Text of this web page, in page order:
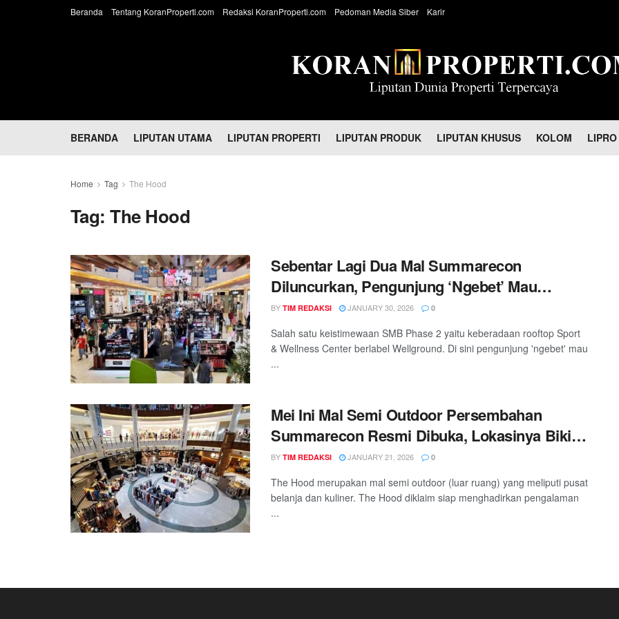
Beranda Tentang KoranProperti.com Redaksi KoranProperti.com Pedoman Media Siber Karir
BERANDA LIPUTAN UTAMA LIPUTAN PROPERTI LIPUTAN PRODUK LIPUTAN KHUSUS KOLOM
Home Tag The Hood
Tag:The Hood
Sebentar Lagi Dua Mal Summarecon
Diluncurkan, Pengunjung ‘Ngebet’ Mau
Merasakan Sensasi Nikmat di Area Ini
BY TIM REDAKSI JANUARY 30, 2026 0
Salah satu keistimewaan SMB Phase 2 yaitu keberadaan rooftop Sport
& Wellness Center berlabel Wellground. Di sini pengunjung 'ngebet' mau
...
Mei Ini Mal Semi Outdoor Persembahan
Summarecon Resmi Dibuka, Lokasinya Bikin
Penasaran Traveler
BY TIM REDAKSI JANUARY 21, 2026 0
The Hood merupakan mal semi outdoor (luar ruang) yang meliputi pusat
belanja dan kuliner. The Hood diklaim siap menghadirkan pengalaman
...